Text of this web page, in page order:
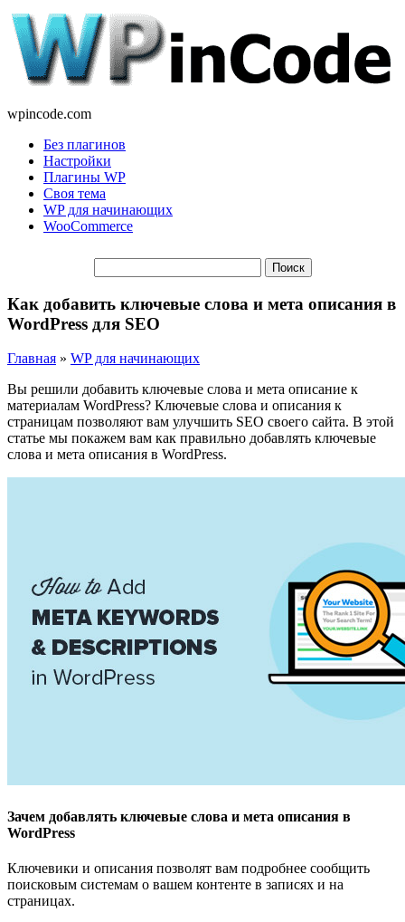
wpincode.com
Без плагинов
Настройки
Плагины WP
Своя тема
WP для начинающих
WooCommerce
Как добавить ключевые слова и мета описания в
WordPress для SEO
Главная » WP для начинающих
Вы решили добавить ключевые слова и мета описание к
материалам WordPress? Ключевые слова и описания к
страницам позволяют вам улучшить SEO своего сайта. В этой
статье мы покажем вам как правильно добавлять ключевые
слова и мета описания в WordPress.
Зачем добавлять ключевые слова и мета описания в
WordPress
Ключевики и описания позволят вам подробнее сообщить
поисковым системам о вашем контенте в записях и на
страницах.